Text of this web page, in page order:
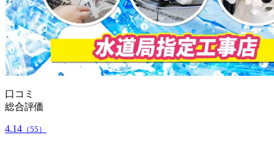
口コミ
総合評価
4.14 （55）